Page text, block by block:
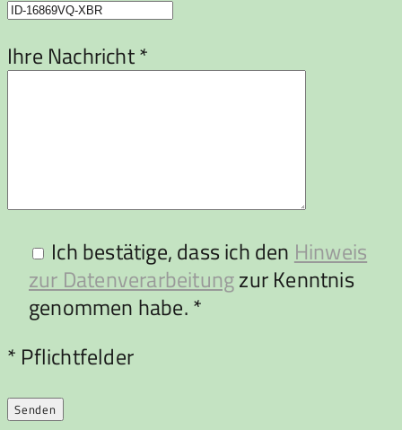
Ihre Nachricht *
Ich bestätige, dass ich den Hinweis
zur Datenverarbeitungzur Kenntnis
genommen habe. *
Bitte lasse dieses Feld leer.
* Pflichtfelder